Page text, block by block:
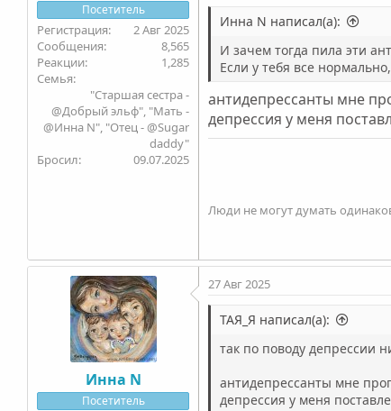
Посетитель
2 Авг 2025
8,565
1,285
Семья
"Старшая сестра -
@Добрый эльф", "Мать -
@Инна N", "Отец - @Sugar
daddy"
Бросил
09.07.2025
Инна N написал(а):
И зачем тогда пила эти
Если у тебя все
антидепрессанты мне
депрессия у меня
Люди не могут думать
Инна N
Посетитель
27 Авг 2025
ТАЯ_Я написал(а):
так по поводу депрессии
антидепрессанты мне
депрессия у меня